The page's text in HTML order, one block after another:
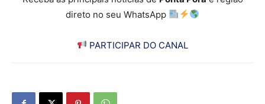
direto no seu WhatsApp
PARTICIPAR DO CANAL